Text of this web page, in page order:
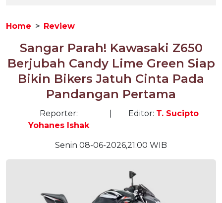
Home Review
Sangar Parah! Kawasaki Z650
Berjubah Candy Lime Green Siap
Bikin Bikers Jatuh Cinta Pada
Pandangan Pertama
Reporter:
Yohanes Ishak
Editor: T. Sucipto
Senin 08-06-2026,21:00 WIB